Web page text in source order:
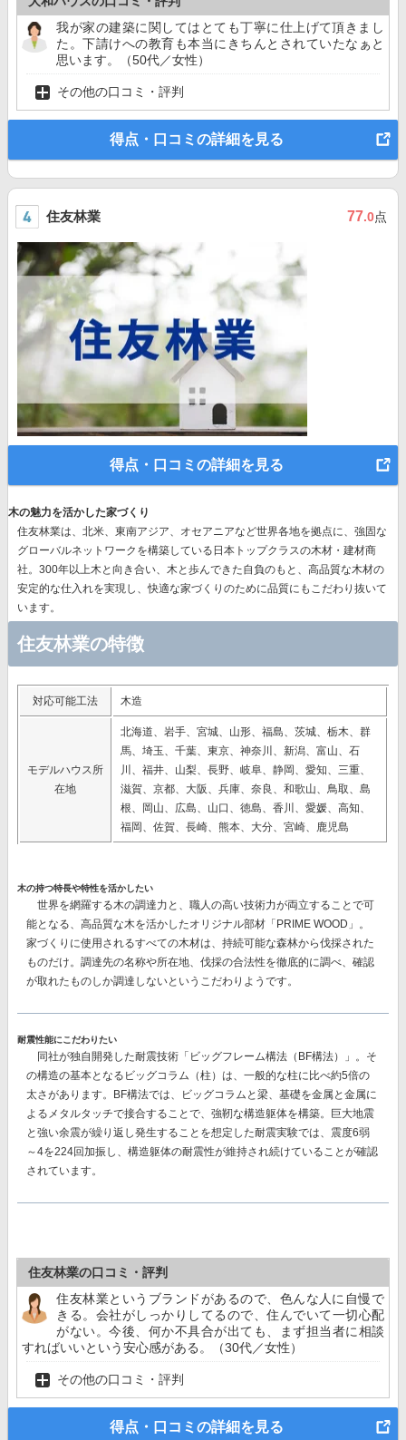
我が家の建築に関してはとても丁寧に仕上げて頂きまし
た。下請けへの教育も本当にきちんとされていたなぁと
思います。（50代／女性）
その他の口コミ・評判
得点・口コミの詳細を見る
住友林業 77.0点
得点・口コミの詳細を見る
木の魅力を活かした家づくり
住友林業は、北米、東南アジア、オセアニアなど世界各地を拠点に、強固な
グローバルネットワークを構築している日本トップクラスの木材・建材商
社。300年以上木と向き合い、木と歩んできた自負のもと、高品質な木材の
安定的な仕入れを実現し、快適な家づくりのために品質にもこだわり抜いて
います。
住友林業の特徴
対応可能工法 木造
モデルハウス所
在地
北海道、岩手、宮城、山形、福島、茨城、栃木、群
馬、埼玉、千葉、東京、神奈川、新潟、富山、石
川、福井、山梨、長野、岐阜、静岡、愛知、三重、
滋賀、京都、大阪、兵庫、奈良、和歌山、鳥取、島
根、岡山、広島、山口、徳島、香川、愛媛、高知、
福岡、佐賀、長崎、熊本、大分、宮崎、鹿児島
木の持つ特長や特性を活かしたい
世界を網羅する木の調達力と、職人の高い技術力が両立することで可
能となる、高品質な木を活かしたオリジナル部材 「PRIME WOOD」。
家づくりに使用されるすべての木材は、持続可能な森林から伐採された
ものだけ。調達先の名称や所在地、伐採の合法性を徹底的に調べ、確認
が取れたものしか調達しないというこだわりようです。
耐震性能にこだわりたい
同社が独自開発した耐震技術 「ビッグフレーム構法（BF構法）」。 そ
の構造の基本となるビッグコラム（柱）は、一般的な柱に比べ約5倍の
太さがあります。BF構法では、ビッグコラムと梁、基礎を金属と金属に
よるメタルタッチで接合することで、強靭な構造躯体を構築。巨大地震
と強い余震が繰り返し発生することを想定した耐震実験では、 震度6弱
～4を224回加振し、構造躯体の耐震性が維持され続けていることが確認
されています。
住友林業の口コミ・評判
住友林業というブランドがあるので、色んな人に自慢で
きる。会社がしっかりしてるので、住んでいて一切心配
がない。今後、何か不具合が出ても、まず担当者に相談
すればいいという安心感がある。（30代／女性）
その他の口コミ・評判
得点・口コミの詳細を見る